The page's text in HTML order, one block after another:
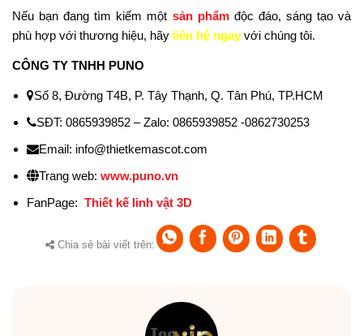
Nếu bạn đang tìm kiếm một sản phẩmđộc đáo, sáng tạo và
phù hợp với thương hiệu, hãy liên hệ ngay với chúng tôi.
CÔNG TY TNHH PUNO
Số 8, Đường T4B, P. Tây Thạnh, Q. Tân Phú, TP.HCM
SĐT: 0865939852 – Zalo: 0865939852 -0862730253
Email: info@thietkemascot.com
Trang web: www.puno.vn
FanPage: Thiết kế linh vật 3D
Chia sẻ bài viết trên: